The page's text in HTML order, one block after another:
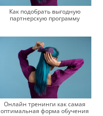
Как подобрать выгодную
партнерскую программу
Онлайн тренинги как самая
оптимальная форма обучения